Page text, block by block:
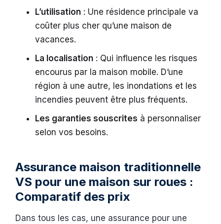
L’utilisation : Une résidence principale va
coûter plus cher qu’une maison de
vacances.
La localisation : Qui influence les risques
encourus par la maison mobile. D’une
région à une autre, les inondations et les
incendies peuvent être plus fréquents.
Les garanties souscrites à personnaliser
selon vos besoins.
Assurance maison traditionnelle
VS pour une maison sur roues :
Comparatif des prix
Dans tous les cas, une assurance pour une